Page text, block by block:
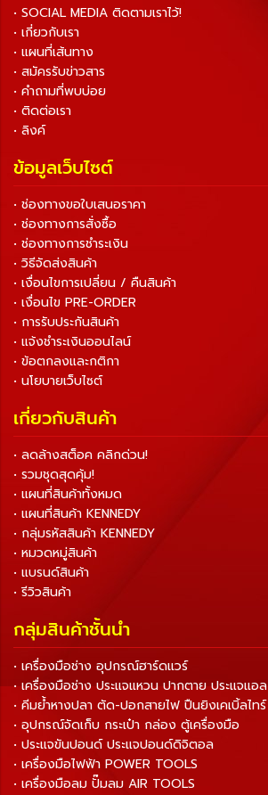
• SOCIAL MEDIA ติดตามเราไว้!
• เกี่ยวกับเรา
• แผนที่เส้นทาง
• สมัครรับข่าวสาร
• คำถามที่พบบ่อย
• ติดต่อเรา
• ลิงค์
ข้อมูลเว็บไซต์
• ช่องทางขอใบเสนอราคา
• ช่องทางการสั่งซื้อ
• ช่องทางการชำระเงิน
• วิธีจัดส่งสินค้า
• เงื่อนไขการเปลี่ยน / คืนสินค้า
• เงื่อนไข PRE-ORDER
• การรับประกันสินค้า
• แจ้งชำระเงินออนไลน์
• ข้อตกลงและกติกา
• นโยบายเว็บไซต์
เกี่ยวกับสินค้า
• ลดล้างสต็อค คลิกด่วน!
• รวมชุดสุดคุ้ม!
• แผนที่สินค้าทั้งหมด
• แผนที่สินค้า KENNEDY
• กลุ่มรหัสสินค้า KENNEDY
• หมวดหมู่สินค้า
• แบรนด์สินค้า
• รีวิวสินค้า
กลุ่มสินค้าชั้นนำ
• เครื่องมือช่าง อุปกรณ์ฮาร์ดแวร์
• เครื่องมือช่าง ประแจแหวน ปากตาย ประแจแอล
• คีมย้ำหางปลา ตัด-ปอกสายไฟ ปืนยิงเคเบิ้ลไทร์
• อุปกรณ์จัดเก็บ กระเป๋า กล่อง ตู้เครื่องมือ
• ประแจขันปอนด์ ประแจปอนด์ดิจิตอล
• เครื่องมือไฟฟ้า POWER TOOLS
• เครื่องมือลม ปั๊มลม AIR TOOLS